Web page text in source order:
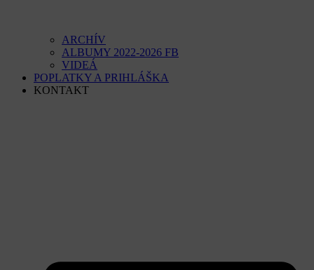
ARCHÍV
ALBUMY 2022-2026 FB
VIDEÁ
POPLATKY A PRIHLÁŠKA
KONTAKT